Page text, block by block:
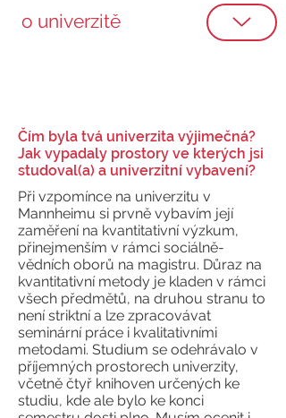
o univerzitě
Čím byla tvá univerzita výjimečná?
Jak vypadaly prostory ve kterých jsi
studoval(a) a univerzitní vybavení?
Při vzpomínce na univerzitu v
Mannheimu si prvně vybavím její
zaměření na kvantitativní výzkum,
přinejmenším v rámci sociálně-
vědních oborů na magistru. Důraz na
kvantitativní metody je kladen v rámci
všech předmětů, na druhou stranu to
není striktní a lze zpracovávat
seminární práce i kvalitativními
metodami. Studium se odehrávalo v
příjemných prostorech univerzity,
včetně čtyř knihoven určených ke
studiu, kde ale bylo ke konci